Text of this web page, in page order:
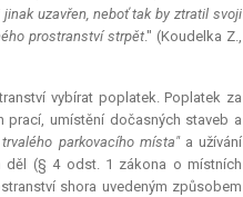
uzavřen, neboť tak by ztratil svoji
prostranství strpět." (Koudelka Z.,
vybírat poplatek. Poplatek za
prací, umístění dočasných staveb a
trvalého parkovacího místa"a užívání
děl (§ 4 odst. 1 zákona o místních
shora uvedeným způsobem